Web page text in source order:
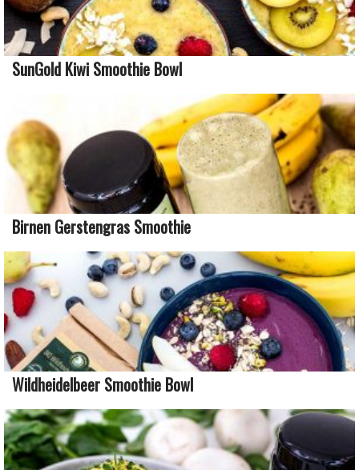
SunGold Kiwi Smoothie Bowl
Birnen Gerstengras Smoothie
Wildheidelbeer Smoothie Bowl